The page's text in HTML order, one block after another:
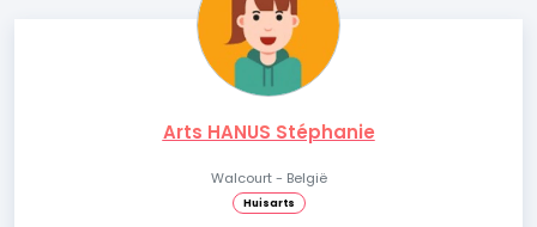
Arts HANUS Stéphanie
Walcourt - België
Huisarts